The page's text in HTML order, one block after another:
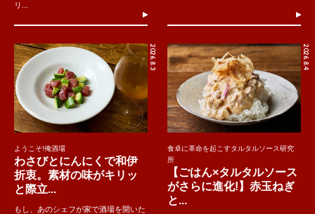
リ...
2026.8.3
ようこそ!俺酒場
わさびとにんにくで和伊
折衷。素材の味がキリッ
と際立...
もし、あのシェフが家で酒場を開いた
2026.8.4
食卓に革命を起こすタルタルソース研究
所
【ごはん×タルタルソース
がさらに進化!】赤玉ねぎ
と...